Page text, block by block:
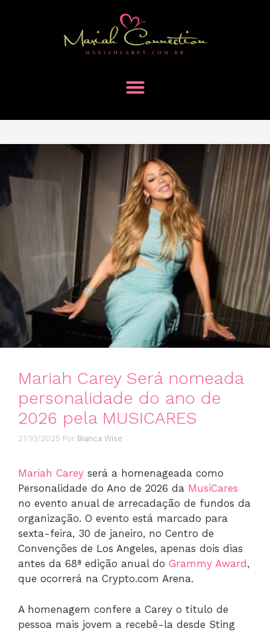
Mariah Carey Será nomeada
personalidade do ano de
2026 pela MUSICARES
21/10/2025 Por Bianca Wise
Mariah Carey será a homenageada como
Personalidade do Ano de 2026 da MusiCares
no evento anual de arrecadação de fundos da
organização. O evento está marcado para
sexta-feira, 30 de janeiro, no Centro de
Convenções de Los Angeles, apenas dois dias
antes da 68ª edição anual do Grammy Award ,
que ocorrerá na Crypto.com Arena.
A homenagem confere a Carey o título de
pessoa mais jovem a recebê-la desde Sting